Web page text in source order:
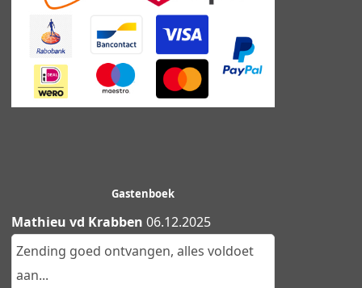
Gastenboek
Mathieu vd Krabben 06.12.2025
Zending goed ontvangen, alles voldoet
aan...